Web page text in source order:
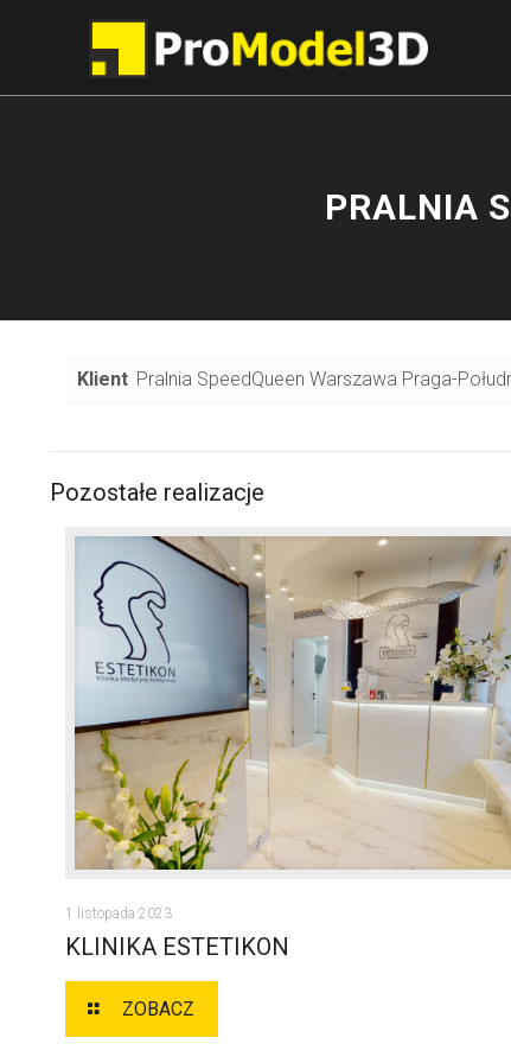
PRALNIA
Klient Pralnia SpeedQueen Warszawa Praga-
Pozostałe realizacje
1 listopada 2023
KLINIKA ESTETIKON
ZOBACZ